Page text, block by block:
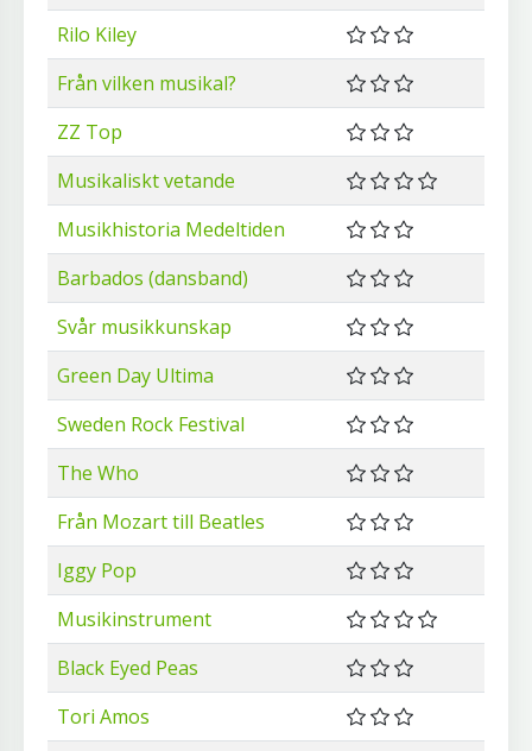
Rilo Kiley
Från vilken musikal?
ZZ Top
Musikaliskt vetande
Musikhistoria Medeltiden
Barbados (dansband)
Svår musikkunskap
Green Day Ultima
Sweden Rock Festival
The Who
Från Mozart till Beatles
Iggy Pop
Musikinstrument
Black Eyed Peas
Tori Amos